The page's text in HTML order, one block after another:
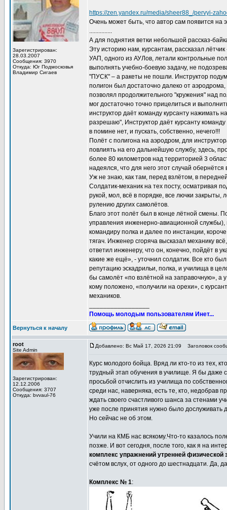
Зарегистрирован:
28.03.2007
Сообщения: 3970
Откуда: Юг Подмосковья
Владимир Сигаев
https://zen.yandex.ru/media/sheer88_/pervyi-
Очень может быть, что автор сам появится на
...............
А для поднятия ветки небольшой рассказ-
Эту историю нам, курсантам, рассказал
УАП, одного из АУЛов, летали контрольные
выполнять учебно-боевую задачу, не
"ПУСК" – а ракеты не пошли. Инструктор
полигон был достаточно далеко от
позволял продолжительного "кружения" над
мог достаточно точно прицелиться и
инструктор даёт команду курсанту нажимать
разрешаю", Инструктор даёт курсанту
в помине нет, и пускать, собственно, нечего!!!
Полёт с полигона на аэродром, для
повлиять на его дальнейшую службу, здесь,
более 80 километров над территорией 3
надеялся, что для него этот случай
Уж не знаю, как там, перед взлётом, в
Солдатик-механик на тех посту, осматривая
рукой, мол, всё в порядке, все лючки закрыты,
рулению других самолётов.
Благо этот полёт был в конце лётной смены.
управления инженерно-авиационной службы),
командиру полка и далее по инстанции,
тягач. Инженер сгоряча высказал механику
ответил инженеру, что он, конечно, пойдёт в
какие же ещё», - уточнил солдатик. Все кто
репутацию эскадрильи, полка, и училища в
бы самолёт «по взлётной на заправочную», а
кому положено, «получили на орехи», с
механиков.
Помощь молодым пользователям Инет...
Вернуться к началу
root
Site Admin
Зарегистрирован:
12.12.2006
Сообщения: 3707
Откуда: bvvaul-76
Добавлено: Вс Май 17, 2026 21:09 Заголовок
Курс молодого бойца. Вряд ли кто-то из тех,
трудный этап обучения в училище. Я бы даже
просьбой отчислить из училища по
среди нас, наверняка, есть те, кто, недобрав
ждать своего счастливого шанса за стенами
уже после принятия нужно было дослуживать
Но сейчас не об этом.
Учили на КМБ нас всякому.Что-то казалось
позже. И вот сегодня, после того, как я на
комплекс упражнений утренней физической
счётом вслух, от одного до шестнадцати. Да,
Комплекс № 1: